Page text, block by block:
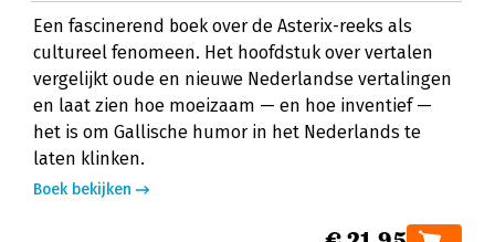
Een fascinerend boek over de Asterix-reeks als
cultureel fenomeen. Het hoofdstuk over vertalen
vergelijkt oude en nieuwe Nederlandse vertalingen
en laat zien hoe moeizaam — en hoe inventief —
het is om Gallische humor in het Nederlands te
laten klinken.
Boek bekijken